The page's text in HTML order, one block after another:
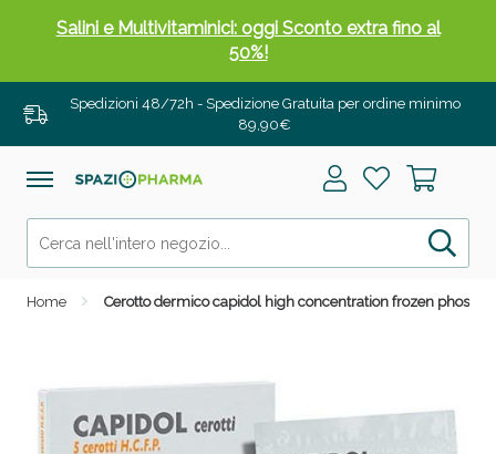
Spedizioni 48/72h - Spedizione Gratuita per ordine minimo
89,90€
Home Cerotto dermico capidol high concentration frozen
Salini e Multivitaminici: oggi Sconto extra fino al
50%!
Anticellulite e Fanghi: Sconto fino al 40% valido
oggi!